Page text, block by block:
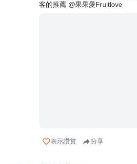
客的推薦 @果果愛Fruitlove
表示讚賞 分享